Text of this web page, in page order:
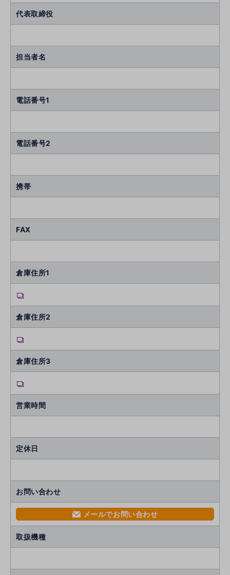
代表取締役
担当者名
電話番号1
電話番号2
携帯
FAX
倉庫住所1
倉庫住所2
倉庫住所3
営業時間
定休日
お問い合わせ
mail メールでお問い合わせ
取扱機種